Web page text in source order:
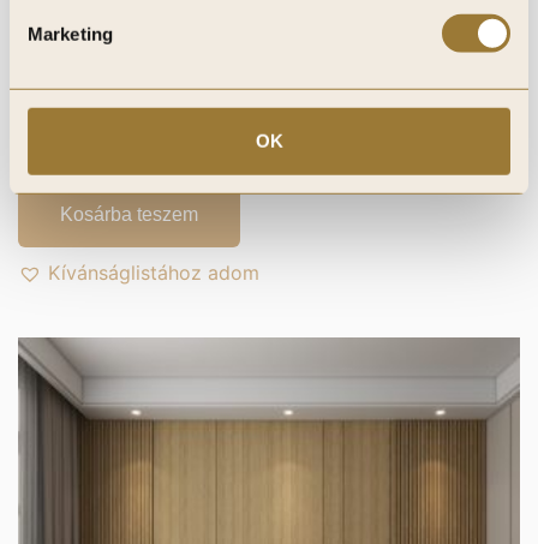
Marketing
OK
Végteleníthető, 24mm vastag, 17cmX300cm
Kosárba teszem
Kívánságlistához adom